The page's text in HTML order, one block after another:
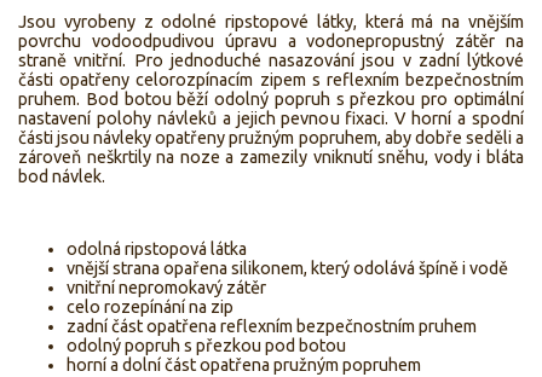
Jsou vyrobeny z odolné ripstopové látky, která má na vnějším
povrchu vodoodpudivou úpravu a vodonepropustný zátěr na
straně vnitřní. Pro jednoduché nasazování jsou v zadní lýtkové
části opatřeny celorozpínacím zipem s reflexním bezpečnostním
pruhem. Bod botou běží odolný popruh s přezkou pro optimální
nastavení polohy návleků a jejich pevnou fixaci. V horní a spodní
části jsou návleky opatřeny pružným popruhem, aby dobře seděli a
zároveň neškrtily na noze a zamezily vniknutí sněhu, vody i bláta
bod návlek.
odolná ripstopová látka
vnější strana opařena silikonem, který odolává špíně i vodě
vnitřní nepromokavý zátěr
celo rozepínání na zip
zadní část opatřena reflexním bezpečnostním pruhem
odolný popruh s přezkou pod botou
horní a dolní část opatřena pružným popruhem